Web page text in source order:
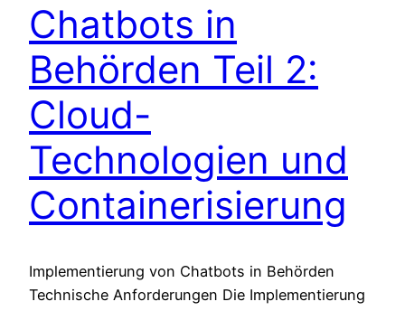
Chatbots in
Behörden Teil 2:
Cloud-
Technologien und
Containerisierung
Implementierung von Chatbots in Behörden
Technische Anforderungen Die Implementierung